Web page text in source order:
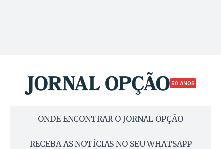
50 ANOS
ONDE ENCONTRAR O JORNAL OPÇÃO
RECEBA AS NOTÍCIAS NO SEU WHATSAPP